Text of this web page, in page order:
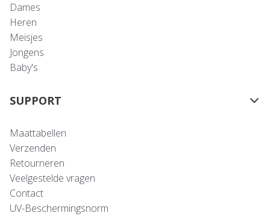
Dames
Heren
Meisjes
Jongens
Baby's
SUPPORT
Maattabellen
Verzenden
Retourneren
Veelgestelde vragen
Contact
UV-Beschermingsnorm